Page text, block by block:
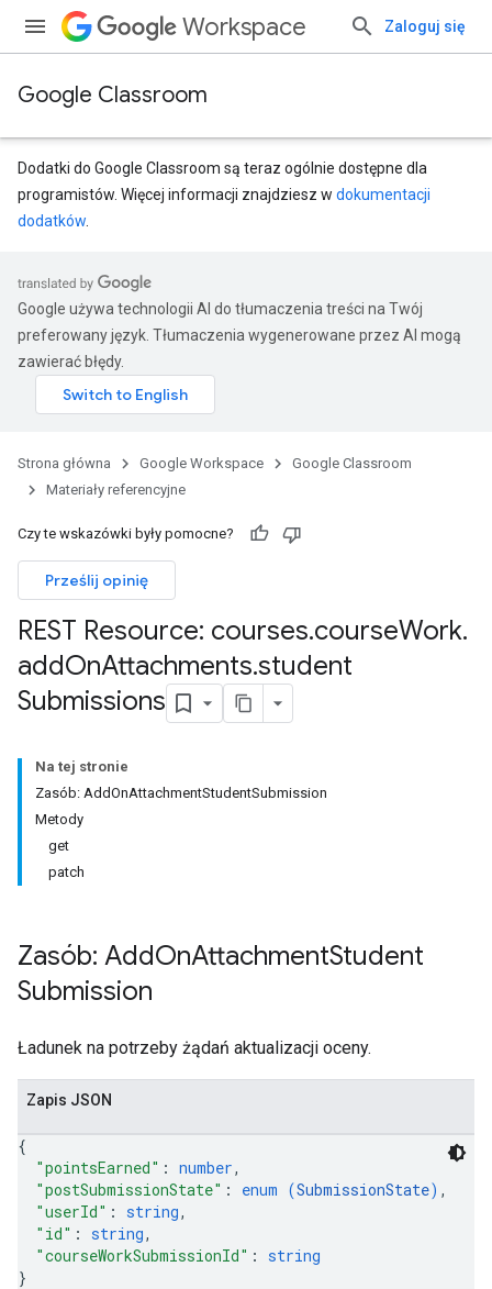
Workspace Zaloguj się
Google Classroom
Dodatki do Google Classroom są teraz ogólnie dostępne dla
programistów. Więcej informacji znajdziesz w dokumentacji
dodatków
Google używa technologii AI do tłumaczenia treści na Twój
preferowany język. Tłumaczenia wygenerowane przez AI mogą
zawierać błędy.
Strona główna Google Workspace
Google Classroom
Materiały referencyjne
Czy te wskazówki były pomocne?
Prześlij opinię
REST Resource: courses.courseWork.
addOnAttachments.student
Submissions
Na tej stronie
Zasób: AddOnAttachmentStudentSubmission
Metody
get
patch
Zasób: AddOnAttachmentStudent
Submission
Ładunek na potrzeby żądań aktualizacji oceny.
Zapis JSON
{
"pointsEarned" : number,
"postSubmissionState" : enum (SubmissionState) ,
"userId" : string,
"id" : string,
"courseWorkSubmissionId" : string
}